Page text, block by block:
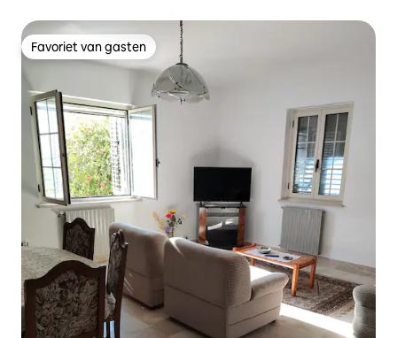
Favoriet van gasten
Favoriet van gasten